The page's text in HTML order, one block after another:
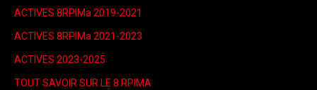
ACTIVES 8RPIMa 2019-2021
ACTIVES 8RPIMa 2021-2023
ACTIVES 2023-2025
TOUT SAVOIR SUR LE 8 RPIMA